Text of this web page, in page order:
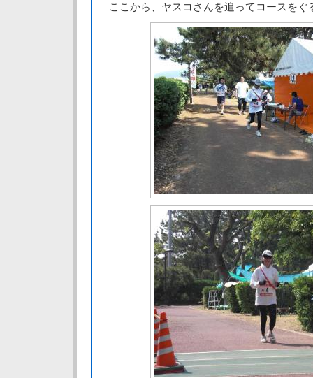
ここから、ヤスコさんを追ってコースをぐ